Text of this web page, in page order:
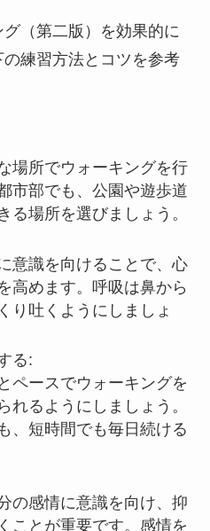
（第二版）を効果的に
練習方法とコツを参考
場所でウォーキングを行
市部でも、公園や遊歩道
る場所を選びましょう。
意識を向けることで、心
高めます。呼吸は鼻から
り吐くようにしましょ
る:
ペースでウォーキングを
れるようにしましょう。
、短時間でも毎日続ける
の感情に意識を向け、抑
ことが重要です。感情を